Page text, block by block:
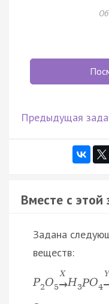
Предыдущая
Вместе с
Задана
веществ:
P2O5
X
→Н3PO4
Y